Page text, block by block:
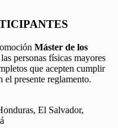
Máster de los
las personas físicas mayores
que acepten cumplir
el presente reglamento.
El Salvador,